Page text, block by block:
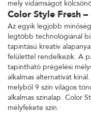
mely vidámságot
Color Style Fresh
Az egyik legjobb
legtöbb technológiánál
tapintású kreatív
felülettel rendelkezik. A
tapintható prégelési
alkalmas alternatívát
melyből 9 szín világos
alkalmas színalap. Color
mélyfekete szín.